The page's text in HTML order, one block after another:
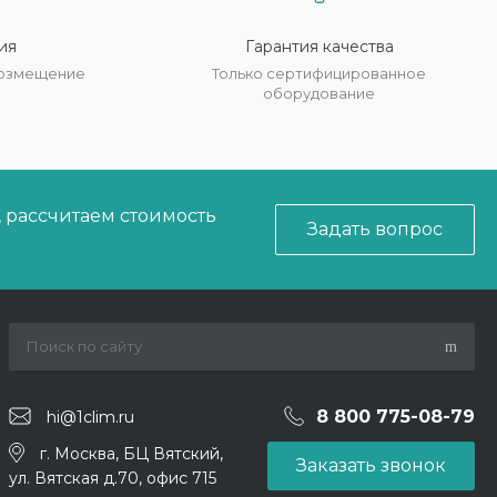
Гарантия качества
Только сертифицированное
оборудование
стоимость
Задать вопрос
hi@1clim.ru 8 800 775-08-79
г. Москва, БЦ Вятский,
ул. Вятская д.70, офис 715
Заказать звонок